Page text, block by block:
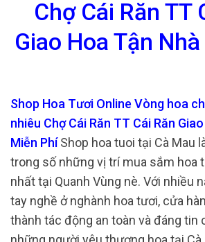
Chợ Cái Răn TT
Giao Hoa Tận
Shop Hoa Tươi Online Vòng hoa
nhiêu Chợ Cái Răn TT Cái Răn
Miễn PhíShop hoa tuoi tại Cà Mau
trong số những vị trí mua sắm hoa
nhất tại Quanh Vùng nè. Với nhiều
tay nghề ở nghành hoa tươi, cửa
thành tác động an toàn và đáng tin